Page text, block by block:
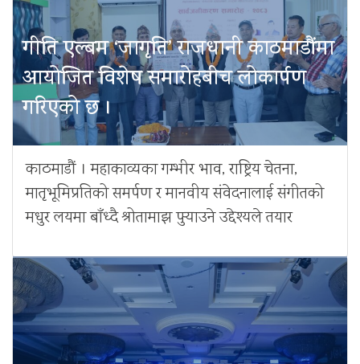
गीति एल्बम ‘जागृति’ राजधानी काठमाडौंमा
आयोजित विशेष समारोहबीच लोकार्पण
गरिएको छ ।
काठमाडौं । महाकाव्यका गम्भीर भाव, राष्ट्रिय चेतना,
मातृभूमिप्रतिको समर्पण र मानवीय संवेदनालाई संगीतको
मधुर लयमा बाँध्दै श्रोतामाझ पुर्‍याउने उद्देश्यले तयार